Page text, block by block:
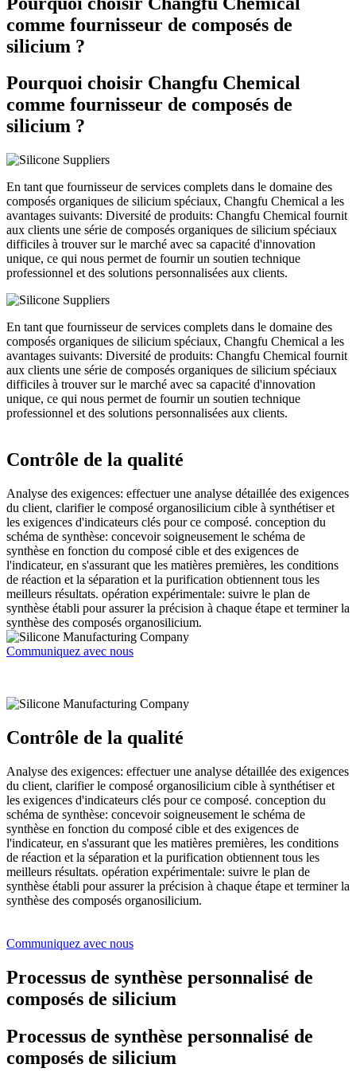
comme fournisseur de composés de
silicium ?
Pourquoi choisir Changfu Chemical
comme fournisseur de composés de
silicium ?
En tant que fournisseur de services complets dans le domaine des
composés organiques de silicium spéciaux, Changfu Chemical a les
avantages suivants: Diversité de produits: Changfu Chemical fournit
aux clients une série de composés organiques de silicium spéciaux
difficiles à trouver sur le marché avec sa capacité d'innovation
unique, ce qui nous permet de fournir un soutien technique
professionnel et des solutions personnalisées aux clients.
En tant que fournisseur de services complets dans le domaine des
composés organiques de silicium spéciaux, Changfu Chemical a les
avantages suivants: Diversité de produits: Changfu Chemical fournit
aux clients une série de composés organiques de silicium spéciaux
difficiles à trouver sur le marché avec sa capacité d'innovation
unique, ce qui nous permet de fournir un soutien technique
professionnel et des solutions personnalisées aux clients.
Contrôle de la qualité
Analyse des exigences: effectuer une analyse détaillée des exigences
du client, clarifier le composé organosilicium cible à synthétiser et
les exigences d'indicateurs clés pour ce composé. conception du
schéma de synthèse: concevoir soigneusement le schéma de
synthèse en fonction du composé cible et des exigences de
l'indicateur, en s'assurant que les matières premières, les conditions
de réaction et la séparation et la purification obtiennent tous les
meilleurs résultats. opération expérimentale: suivre le plan de
synthèse établi pour assurer la précision à chaque étape et terminer la
synthèse des composés organosilicium.
Communiquez avec nous
Contrôle de la qualité
Analyse des exigences: effectuer une analyse détaillée des exigences
du client, clarifier le composé organosilicium cible à synthétiser et
les exigences d'indicateurs clés pour ce composé. conception du
schéma de synthèse: concevoir soigneusement le schéma de
synthèse en fonction du composé cible et des exigences de
l'indicateur, en s'assurant que les matières premières, les conditions
de réaction et la séparation et la purification obtiennent tous les
meilleurs résultats. opération expérimentale: suivre le plan de
synthèse établi pour assurer la précision à chaque étape et terminer la
synthèse des composés organosilicium.
Communiquez avec nous
Processus de synthèse personnalisé de
composés de silicium
Processus de synthèse personnalisé de
composés de silicium